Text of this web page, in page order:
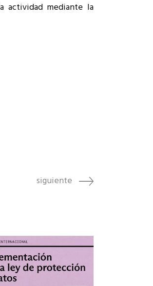
actividad mediante la
siguiente